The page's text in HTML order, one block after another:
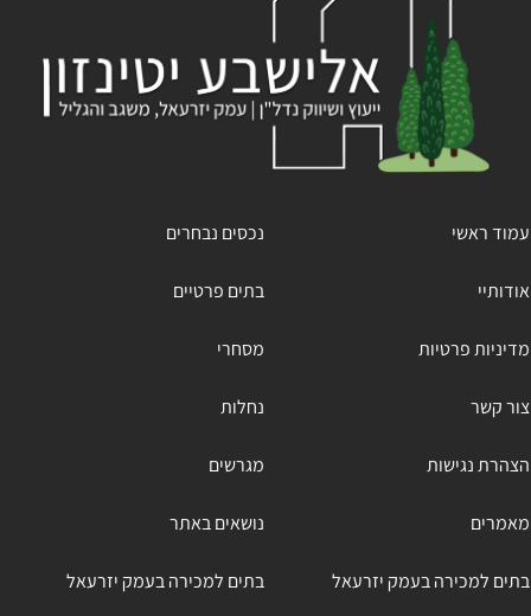
עמוד ראשי
אודותיי
מדיניות פרטיות
צור קשר
הצהרת נגישות
מאמרים
בתים למכירה בעמק יזרעאל
נכסים נבחרים
בתים פרטיים
מסחרי
נחלות
מגרשים
נושאים באתר
בתים למכירה בעמק יזרעאל